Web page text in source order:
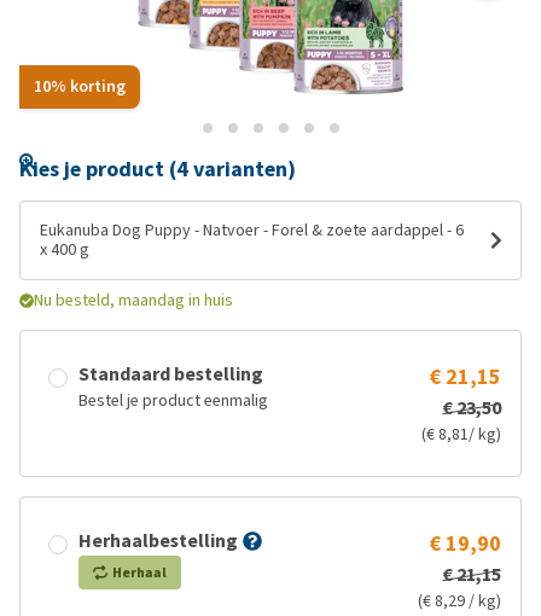
10% korting
Kies je product (4 varianten)
Eukanuba Dog Puppy - Natvoer - Forel & zoete aardappel - 6
x 400 g
Nu besteld, maandag in huis
Standaard bestelling
Bestel je product eenmalig
€ 21,15
€ 23,50
(€ 8,81/ kg)
Herhaalbestelling
Herhaal
€ 19,90
€ 21,15
(€ 8,29 / kg)